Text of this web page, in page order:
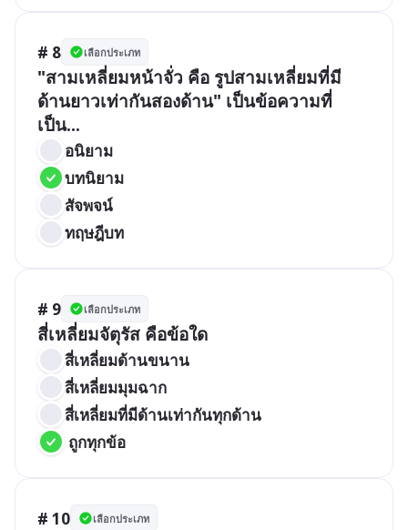
# 8 เลือกประเภท
"สามเหลี่ยมหน้าจั่ว คือ รูปสามเหลี่ยมที่มี
ด้านยาวเท่ากันสองด้าน" เป็นข้อความที่
เป็น...
อนิยาม
บทนิยาม
สัจพจน์
ทฤษฎีบท
# 9 เลือกประเภท
สี่เหลี่ยมจัตุรัส คือข้อใด
สี่เหลี่ยมด้านขนาน
สี่เหลี่ยมมุมฉาก
สี่เหลี่ยมที่มีด้านเท่ากันทุกด้าน
ถูกทุกข้อ
# 10 เลือกประเภท